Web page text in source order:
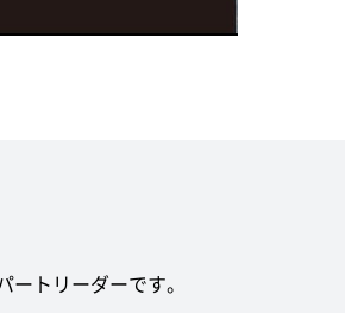
トリーダーです。